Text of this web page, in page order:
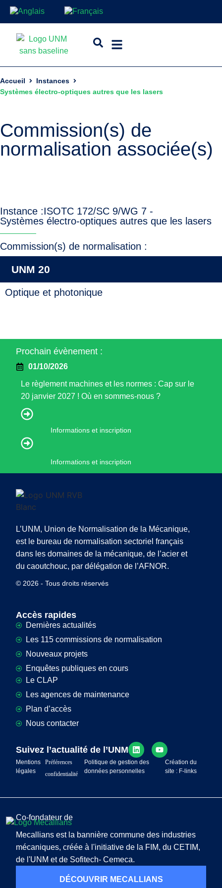
Accueil
Instances
Systèmes électro-optiques autres que les lasers
Commission(s) de
normalisation associée(s)
Instance :ISOTC 172/SC 9/WG 7 -
Systèmes électro-optiques autres que les lasers
Commission(s) de normalisation :
UNM 20
Optique et photonique
Prochain évènement :
01/10/2026
Le règlement machines et les normes : Cap sur le
20 janvier 2027 ! Où en sommes-nous ?
Informations et inscription
Informations et inscription
L’UNM, Union de Normalisation de la Mécanique,
est le bureau de normalisation sectoriel français
dans les domaines de la mécanique, de l’acier et
du caoutchouc, par délégation de l’AFNOR.
© 2026 - Tous droits réservés
Accès rapides
Dernières actualités
Les 115 commissions de normalisation
Nouveaux projets
Enquêtes publiques en cours
Le CLAP
Les agences de maintenance
Plan d’accès
Nous contacter
Suivez l’actualité de l’UNM
Mentions
légales
Préférences
confidentialité
Politique de gestion des
données personnelles
Création du
site : F-links
Co-fondateur de
Mecallians est la bannière commune des industries
mécaniques, créée à l'initiative de la FIM, du CETIM,
de l'UNM et de Sofitech- Cemeca.
DÉCOUVRIR MECALLIANS